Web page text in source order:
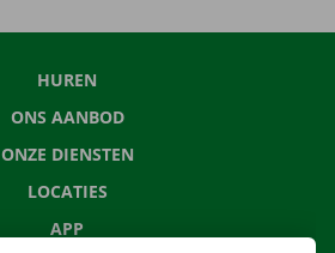
HUREN
ONS AANBOD
ONZE DIENSTEN
LOCATIES
APP